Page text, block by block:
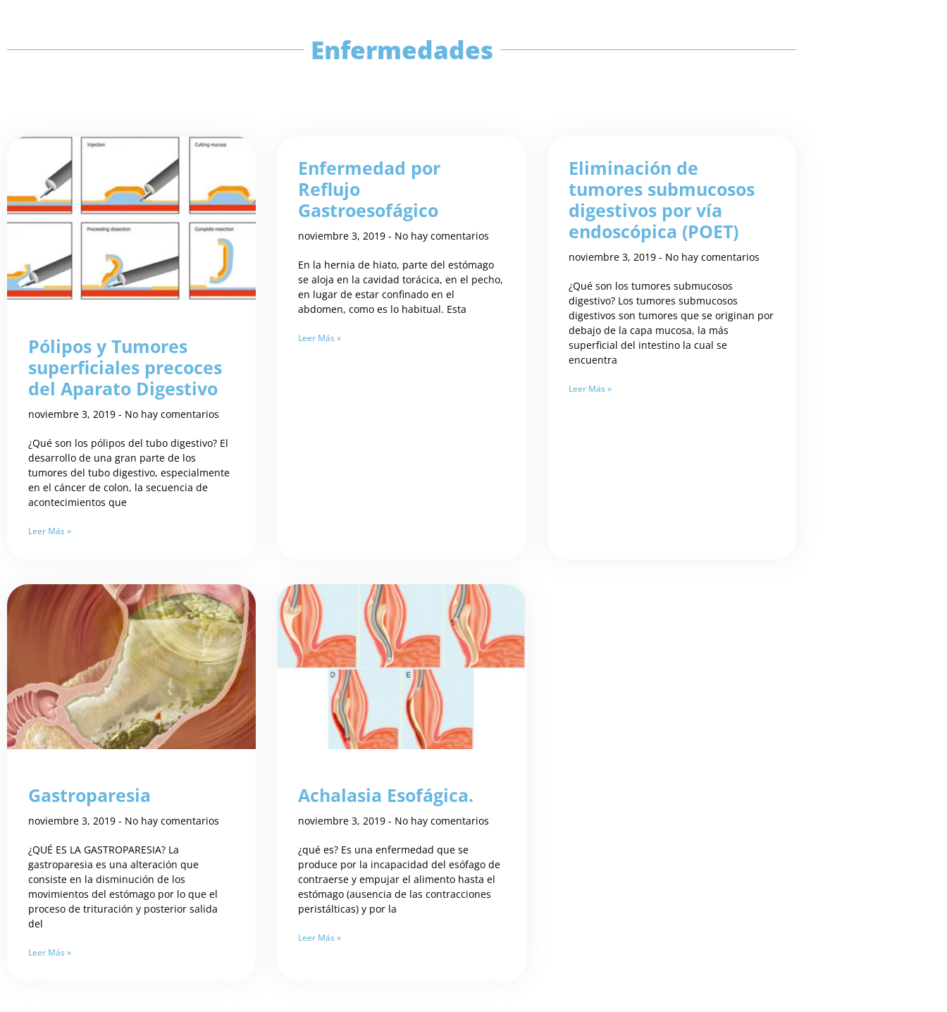
Enfermedades
Pólipos y Tumores
superficiales precoces
del Aparato Digestivo
noviembre 3, 2019 No hay comentarios
¿Qué son los pólipos del tubo digestivo? El
desarrollo de una gran parte de los
tumores del tubo digestivo, especialmente
en el cáncer de colon, la secuencia de
acontecimientos que
Leer Más »
Enfermedad por
Reflujo
Gastroesofágico
noviembre 3, 2019 No hay comentarios
En la hernia de hiato, parte del estómago
se aloja en la cavidad torácica, en el pecho,
en lugar de estar confinado en el
abdomen, como es lo habitual. Esta
Leer Más »
Eliminación de
tumores submucosos
digestivos por vía
endoscópica (POET)
noviembre 3, 2019 No hay comentarios
¿Qué son los tumores submucosos
digestivo? Los tumores submucosos
digestivos son tumores que se originan por
debajo de la capa mucosa, la más
superficial del intestino la cual se
encuentra
Leer Más »
Gastroparesia
noviembre 3, 2019 No hay comentarios
¿QUÉ ES LA GASTROPARESIA? La
gastroparesia es una alteración que
consiste en la disminución de los
movimientos del estómago por lo que el
proceso de trituración y posterior salida
del
Leer Más »
Achalasia Esofágica.
noviembre 3, 2019 No hay comentarios
¿qué es? Es una enfermedad que se
produce por la incapacidad del esófago de
contraerse y empujar el alimento hasta el
estómago (ausencia de las contracciones
peristálticas) y por la
Leer Más »